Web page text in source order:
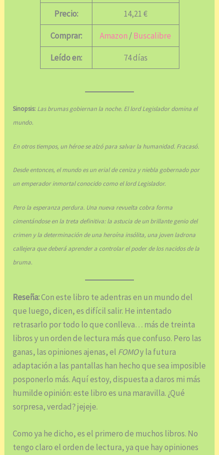
Precio: 14,21 €
Comprar: Amazon /Buscalibre
Leído en: 74 días
Sinopsis: Las brumas gobiernan la noche. El lord Legislador domina el
mundo.
En otros tiempos, un héroe se alzó para salvar la humanidad. Fracasó.
Desde entonces, el mundo es un erial de ceniza y niebla gobernado por
un emperador inmortal conocido como el lord Legislador.
Pero la esperanza perdura. Una nueva revuelta cobra forma
cimentándose en la treta definitiva: la astucia de un brillante genio del
crimen y la determinación de una heroína insólita, una joven ladrona
callejera que deberá aprender a controlar el poder de los nacidos de la
bruma.
Reseña:Con este libro te adentras en un mundo del
que luego, dicen, es difícil salir. He intentado
retrasarlo por todo lo que conlleva… más de treinta
libros y un orden de lectura más que confuso. Pero las
ganas, las opiniones ajenas, el FOMOy la futura
adaptación a las pantallas han hecho que sea imposible
posponerlo más. Aquí estoy, dispuesta a daros mi más
humilde opinión: este libro es una maravilla. ¿Qué
sorpresa, verdad? jejeje.
Como ya he dicho, es el primero de muchos libros. No
tengo claro el orden de lectura, ya que hay opiniones